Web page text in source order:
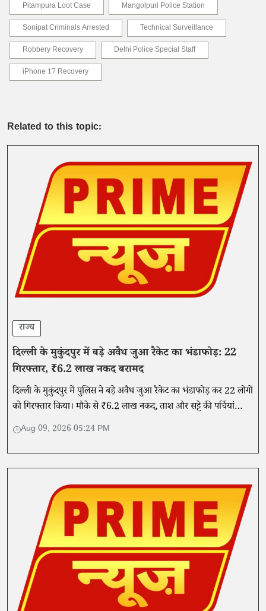
Pitampura Loot Case
Mangolpuri Police Station
Sonipat Criminals Arrested
Technical Surveillance
Robbery Recovery
Delhi Police Special Staff
iPhone 17 Recovery
Related to this topic:
राज्य
दिल्ली के मुकुंदपुर में बड़े अवैध जुआ रैकेट का भंडाफोड़: 22
गिरफ्तार, ₹6.2 लाख नकद बरामद
दिल्ली के मुकुंदपुर में पुलिस ने बड़े अवैध जुआ रैकेट का भंडाफोड़ कर 22 लोगों
को गिरफ्तार किया। मौके से ₹6.2 लाख नकद, ताश और सट्टे की पर्चियां
बरामद हुईं।
Aug 09, 2026 05:24 PM